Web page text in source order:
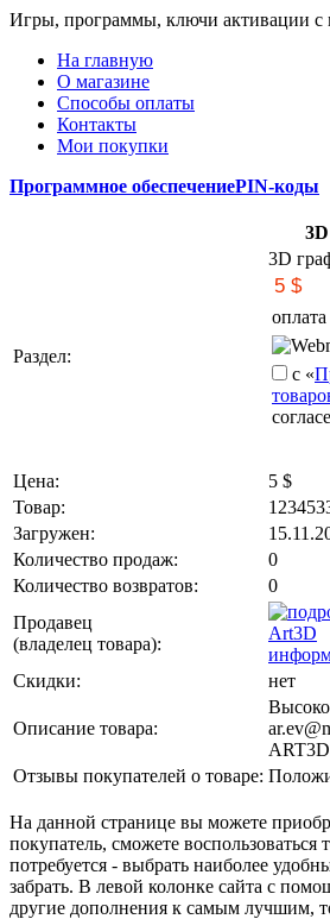
Игры, программы, ключи активации с
На главную
О магазине
Способы оплаты
Контакты
Мои покупки
Программное обеспечениеPIN-коды
Раздел:
3D
оплата
с «
Цена: 5 $
Товар:
Загружен:
Количество продаж:
0
Количество возвратов:
0
Продавец
(владелец товара):
Art3D
Скидки:
нет
Описание товара:
Высоко
ART3D
Отзывы покупателей о товаре:
На данной странице вы можете
покупатель, сможете
потребуется - выбрать наиболее
забрать. В левой колонке сайта с
другие дополнения к самым лучшим,